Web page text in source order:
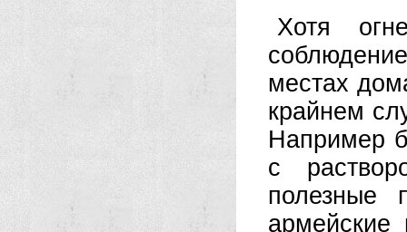
Хотя
местах
крайнем
Например
с
полезные